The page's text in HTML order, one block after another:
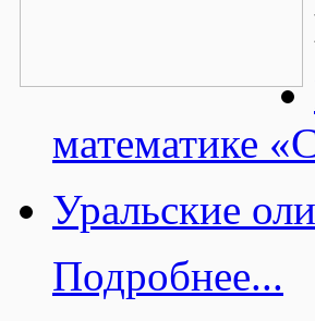
математике
Уральские
Подробнее...